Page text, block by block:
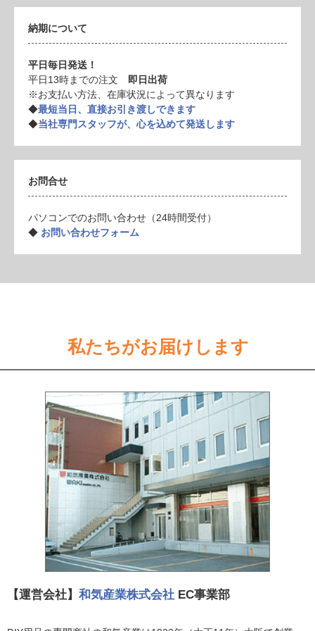
納期について
平日毎日発送！
平日13時までの注文 即日出荷
※お支払い方法、在庫状況によって異なります
◆最短当日、直接お引き渡しできます
◆当社専門スタッフが、心を込めて発送します
お問合せ
パソコンでのお問い合わせ（24時間受付）
◆ お問い合わせフォーム
私たちがお届けします
【運営会社】 和気産業株式会社 EC事業部